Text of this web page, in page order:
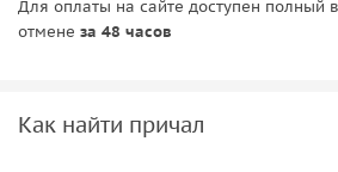
Для оплаты на сайте доступен полный
отмене за 48 часов
Как найти причал